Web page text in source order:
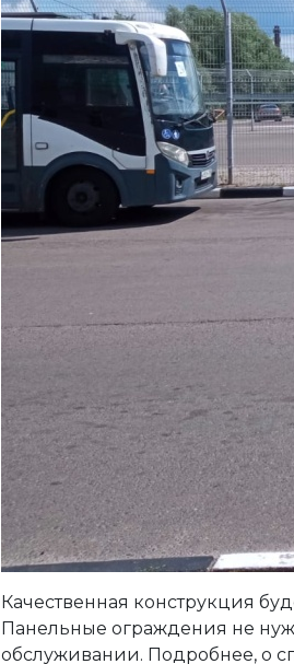
Качественная конструкция
Панельные ограждения не
обслуживании. Подробнее, о